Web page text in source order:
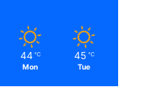
44 ℃
Mon
45 ℃
Tue